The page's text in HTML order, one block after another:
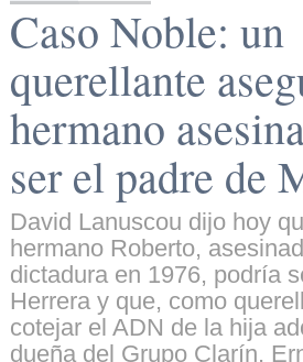
Caso Noble: un
querellante
hermano
ser el padre de
David Lanuscou dijo hoy
hermano Roberto,
dictadura en 1976, podría
Herrera y que, como
cotejar el ADN de la hija
dueña del Grupo Clarín,